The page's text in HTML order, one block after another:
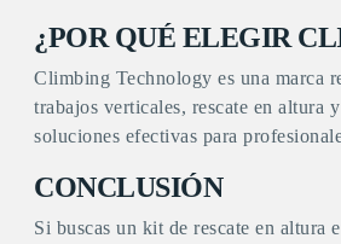
¿POR QUÉ ELEGIR
Climbing Technology es una marca
trabajos verticales, rescate en altura
soluciones efectivas para
CONCLUSIÓN
Si buscas un kit de rescate en altura